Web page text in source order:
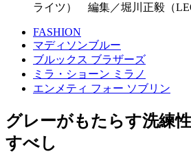
ライツ） 編集／堀川正毅（
FASHION
マディソンブルー
ブルックス ブラザーズ
ミラ・ショーン ミラノ
エンメティ フォー ソブリン
グレーがもたらす洗練
すべし